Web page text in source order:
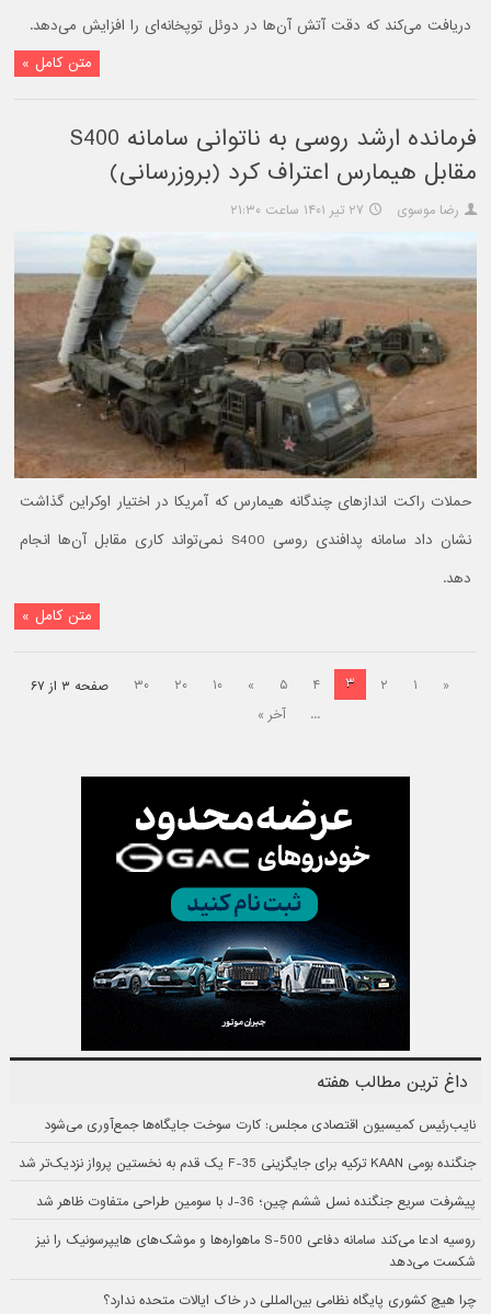
دریافت می‌کند که دقت آتش‌ آن‌ها در دوئل توپخانه‌ای را افزایش می‌دهد.
متن کامل »
فرمانده ارشد روسی به ناتوانی سامانه S400
مقابل هیمارس اعتراف کرد (بروزرسانی)
رضا موسوی ۲۷ تیر ۱۴۰۱ ساعت ۲۱:۳۰
حملات راکت اندازهای چندگانه هیمارس که آمریکا در اختیار اوکراین گذاشت
نشان داد سامانه پدافندی روسی S400 نمی‌تواند کاری مقابل آن‌ها انجام
دهد.
متن کامل »
صفحه ۳ از ۶۷ « ۱ ۲ ۳ ۴ ۵ » ۱۰ ۲۰
۳۰
...
آخر »
داغ ترین مطالب هفته
نایب‌رئیس کمیسیون اقتصادی مجلس: کارت سوخت جایگاه‌ها جمع‌آوری می‌شود
جنگنده بومی KAAN ترکیه برای جایگزینی F-35 یک قدم به نخستین پرواز نزدیک‌تر شد
پیشرفت سریع جنگنده نسل ششم چین؛ J-36 با سومین طراحی متفاوت ظاهر شد
روسیه ادعا می‌کند سامانه دفاعی S-500 ماهواره‌ها و موشک‌های هایپرسونیک را نیز
شکست می‌دهد
چرا هیچ کشوری پایگاه نظامی بین‌المللی در خاک ایالات متحده ندارد؟